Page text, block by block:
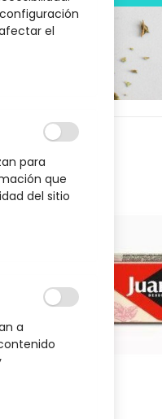
el
para
que
del sitio
a